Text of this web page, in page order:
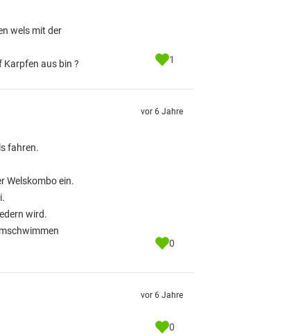
wels mit der
aus bin ?
1
fahren.
Welskombo ein.
wird.
vor 6 Jahre
0
vor 6 Jahre
0